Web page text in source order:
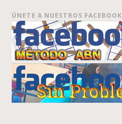
ÚNETE A NUESTROS FACEBOOK